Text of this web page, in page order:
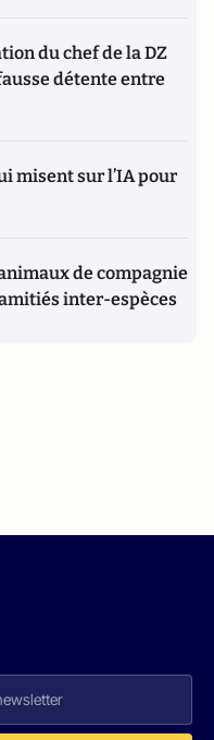
du chef de la DZ
détente entre
misent sur l’IA pour
de compagnie
inter-espèces